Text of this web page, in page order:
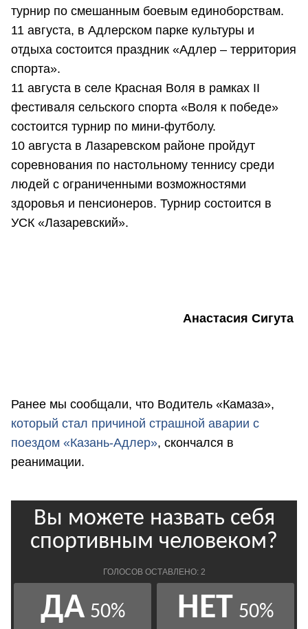
турнир по смешанным боевым единоборствам.
11 августа, в Адлерском парке культуры и
отдыха состоится праздник «Адлер – территория
спорта».
11 августа в селе Красная Воля в рамках II
фестиваля сельского спорта «Воля к победе»
состоится турнир по мини-футболу.
10 августа в Лазаревском районе пройдут
соревнования по настольному теннису среди
людей с ограниченными возможностями
здоровья и пенсионеров. Турнир состоится в
УСК «Лазаревский».
Анастасия Сигута
Ранее мы сообщали, что Водитель «Камаза»,
который стал причиной страшной аварии с
поездом «Казань-Адлер», скончался в
реанимации.